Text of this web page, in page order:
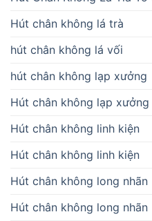
Hút chân không lá trà
hút chân không lá vối
hút chân không lạp xưởng
Hút chân không lạp xưởng
Hút chân không linh kiện
Hút chân không linh kiện
Hút chân không long nhãn
Hút chân không long nhãn